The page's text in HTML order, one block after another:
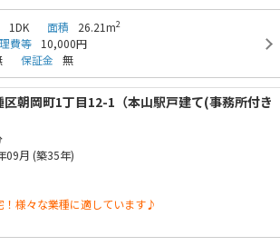
1DK 面積 26.21m2
費等
10,000円
保証金 無
区朝岡町1丁目12-1（本山駅戸建て(事務所付き
09月 (築35年)
！様々な業種に適しています♪